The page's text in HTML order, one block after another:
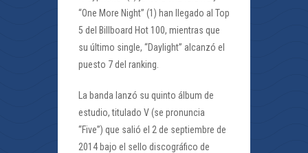
“One More Night” (1) han llegado al Top
5 del Billboard Hot 100, mientras que
su último single, “Daylight” alcanzó el
puesto 7 del ranking.
La banda lanzó su quinto álbum de
estudio, titulado V (se pronuncia
“Five”) que salió el 2 de septiembre de
2014 bajo el sello discográfico de